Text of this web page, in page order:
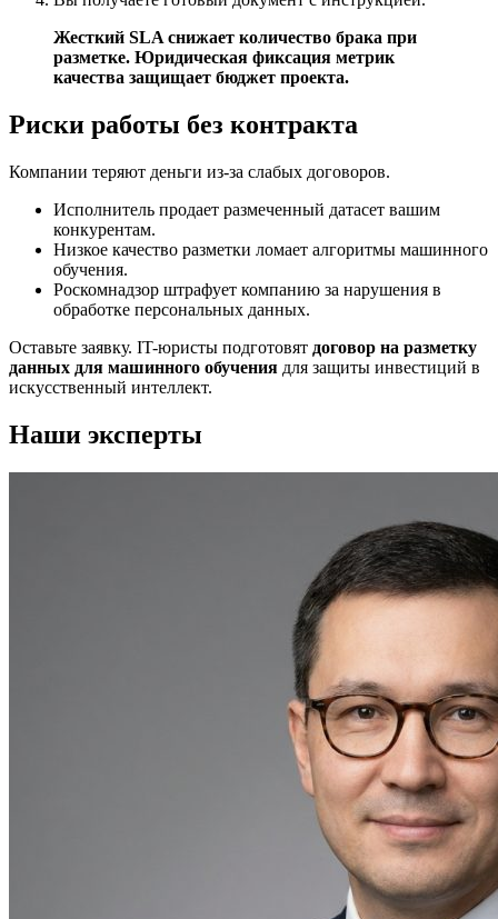
Жесткий SLA снижает количество брака при
разметке. Юридическая фиксация метрик
качества защищает бюджет проекта.
Риски работы без контракта
Компании теряют деньги из-за слабых договоров.
Исполнитель продает размеченный датасет вашим
конкурентам.
Низкое качество разметки ломает алгоритмы машинного
обучения.
Роскомнадзор штрафует компанию за нарушения в
обработке персональных данных.
Оставьте заявку. IT-юристы подготовят договор на разметку
данных для машинного обучения для защиты инвестиций в
искусственный интеллект.
Наши эксперты